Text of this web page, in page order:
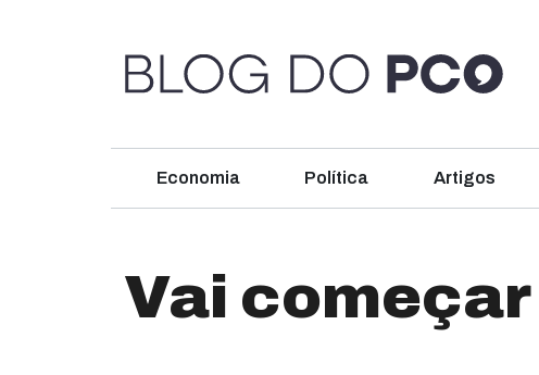
Economia Política Artigos
Vai